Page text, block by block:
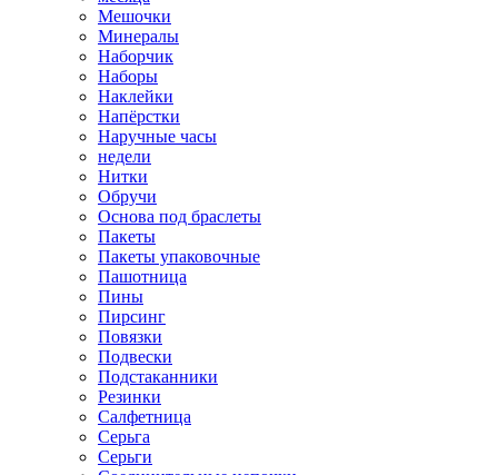
Мешочки
Минералы
Наборчик
Наборы
Наклейки
Напёрстки
Наручные часы
недели
Нитки
Обручи
Основа под браслеты
Пакеты
Пакеты упаковочные
Пашотница
Пины
Пирсинг
Повязки
Подвески
Подстаканники
Резинки
Салфетница
Серьга
Серьги